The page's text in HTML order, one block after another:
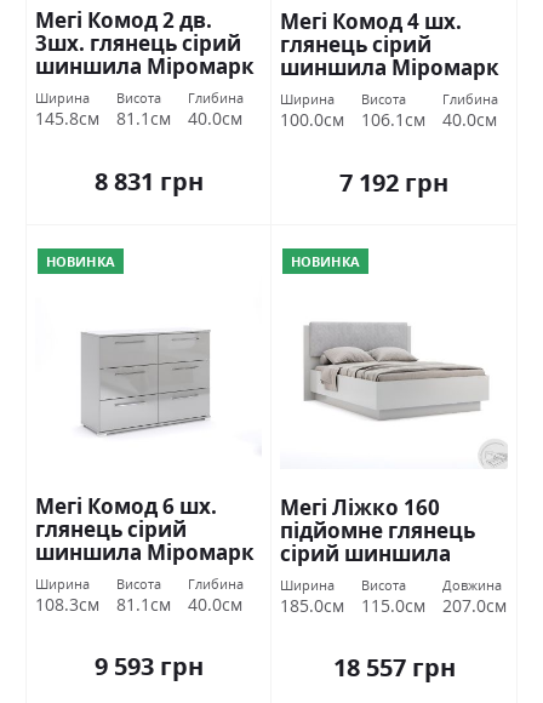
Мегі Комод 2 дв.
3шх. глянець сірий
шиншила Міромарк
Ширина
145.8см
Висота
81.1см
Глибина
40.0см
8 831 грн
Мегі Комод 4 шх.
глянець сірий
шиншила Міромарк
Ширина
100.0см
Висота
106.1см
Глибина
40.0см
7 192 грн
НОВИНКА
Мегі Комод 6 шх.
глянець сірий
шиншила Міромарк
Ширина
108.3см
Висота
81.1см
Глибина
40.0см
9 593 грн
НОВИНКА
Мегі Ліжко 160
підйомне глянець
сірий шиншила
Міромарк
Ширина
185.0см
Висота
115.0см
Довжина
207.0см
18 557 грн